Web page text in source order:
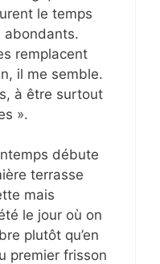
le temps
abondants.
remplacent
il me semble.
à être surtout
».
débute
terrasse
mais
le jour où on
plutôt qu’en
premier frisson